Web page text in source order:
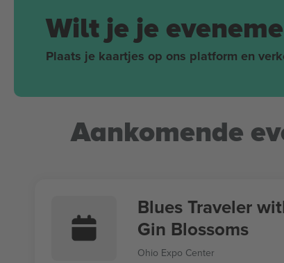
Wilt je je
Plaats je kaartjes op ons platform en
Aankomende
Blues Traveler
Gin Blossoms
Ohio Expo Center